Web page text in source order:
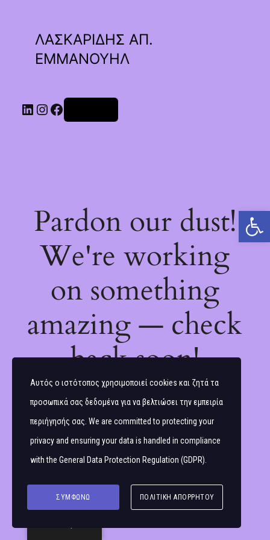
Ανοίξτε τη γραμμή εργαλείων
ΛΑΣΚΑΡΙΔΗΣ ΑΠ.
ΕΜΜΑΝΟΥΗΛ
Linkedin
Instagram
Facebook
Pardon our dust!
We're working
on something
amazing — check
back soon!
Αυτός ο ιστότοπος χρησιμοποιεί cookies και ζητά τα
προσωπικά σας δεδομένα για να βελτιώσει την εμπειρία
περιήγησής σας. We are committed to protecting your
privacy and ensuring your data is handled in compliance
with the General Data Protection Regulation (GDPR)
ΣΥΜΦΩΝΏ ΠΟΛΙΤΙΚΉ ΑΠΟΡΡΉΤΟΥ